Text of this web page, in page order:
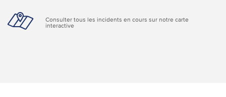
Consulter tous les incidents en cours sur notre carte
interactive